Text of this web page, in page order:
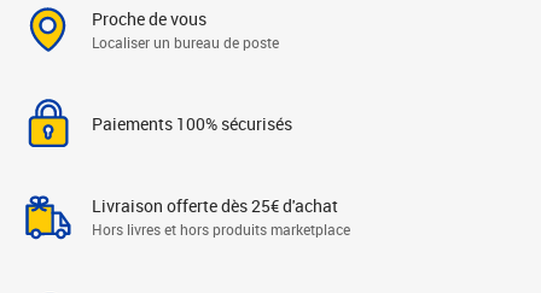
Proche de vous
Localiser un bureau de poste
Paiements 100% sécurisés
Livraison offerte dès 25€ d'achat
Hors livres et hors produits marketplace